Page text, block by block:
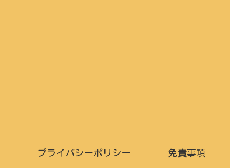
プライバシーポリシー 免責事項